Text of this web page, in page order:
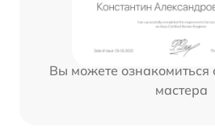
Вы можете ознакомиться
мастера